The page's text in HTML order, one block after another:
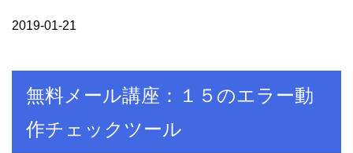
2019-01-21
無料メール講座：１５のエラー動
作チェックツール